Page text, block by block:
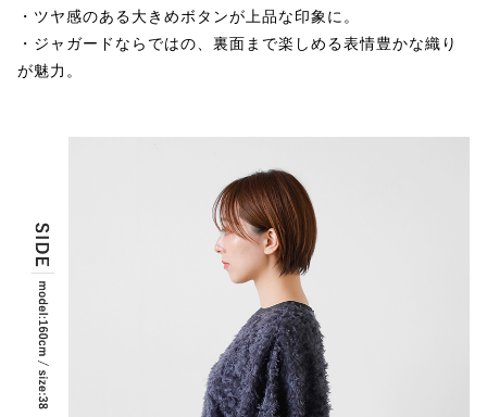
・ツヤ感のある大きめボタンが上品な印象に。
・ジャガードならではの、裏面まで楽しめる表情豊かな織り
が魅力。